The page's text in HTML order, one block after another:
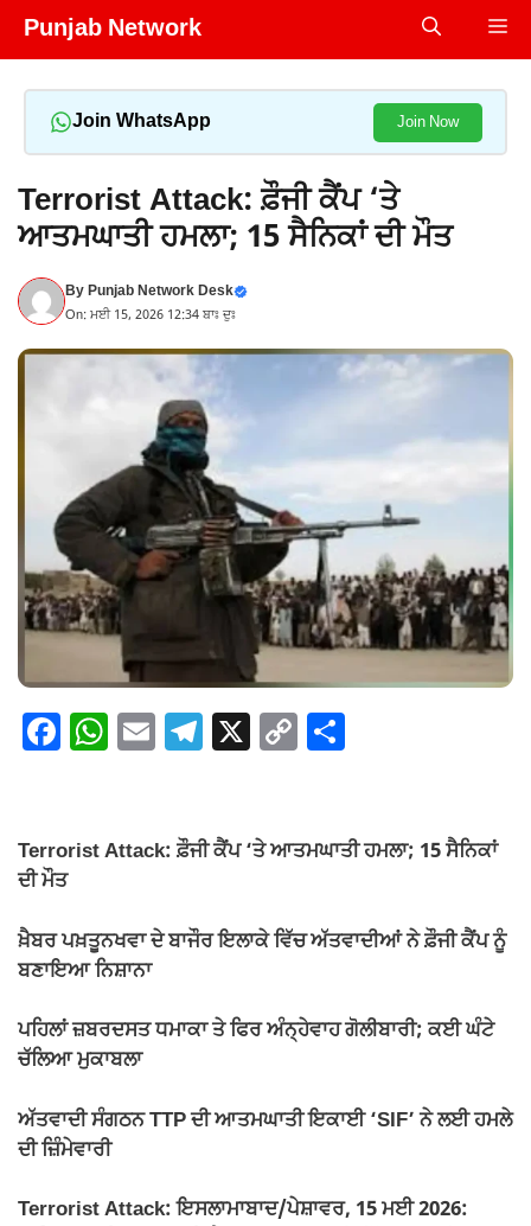
Skip
Punjab Network
Join WhatsApp Join Now
Terrorist Attack: ਫ਼ੌਜੀ ਕੈਂਪ ‘ਤੇ
ਆਤਮਘਾਤੀ ਹਮਲਾ; 15 ਸੈਨਿਕਾਂ ਦੀ ਮੌਤ
ByPunjab Network Desk
On: ਮਈ 15, 2026 12:34 ਬਾਃ ਦੁਃ
F
e
b
o
o
W
s
p
p
E T
gr
m
X C
y
n
k
e
Terrorist Attack: ਫ਼ੌਜੀ ਕੈਂਪ ‘ਤੇ ਆਤਮਘਾਤੀ ਹਮਲਾ; 15 ਸੈਨਿਕਾਂ
ਦੀ ਮੌਤ
ਖ਼ੈਬਰ ਪਖ਼ਤੂਨਖਵਾ ਦੇ ਬਾਜੌਰ ਇਲਾਕੇ ਵਿੱਚ ਅੱਤਵਾਦੀਆਂ ਨੇ ਫ਼ੌਜੀ ਕੈਂਪ ਨੂੰ
ਬਣਾਇਆ ਨਿਸ਼ਾਨਾ
ਪਹਿਲਾਂ ਜ਼ਬਰਦਸਤ ਧਮਾਕਾ ਤੇ ਫਿਰ ਅੰਨ੍ਹੇਵਾਹ ਗੋਲੀਬਾਰੀ; ਕਈ ਘੰਟੇ
ਚੱਲਿਆ ਮੁਕਾਬਲਾ
ਅੱਤਵਾਦੀ ਸੰਗਠਨ TTP ਦੀ ਆਤਮਘਾਤੀ ਇਕਾਈ ‘SIF’ ਨੇ ਲਈ ਹਮਲੇ
ਦੀ ਜ਼ਿੰਮੇਵਾਰੀ
Terrorist Attack: ਇਸਲਾਮਾਬਾਦ/ਪੇਸ਼ਾਵਰ, 15 ਮਈ 2026: